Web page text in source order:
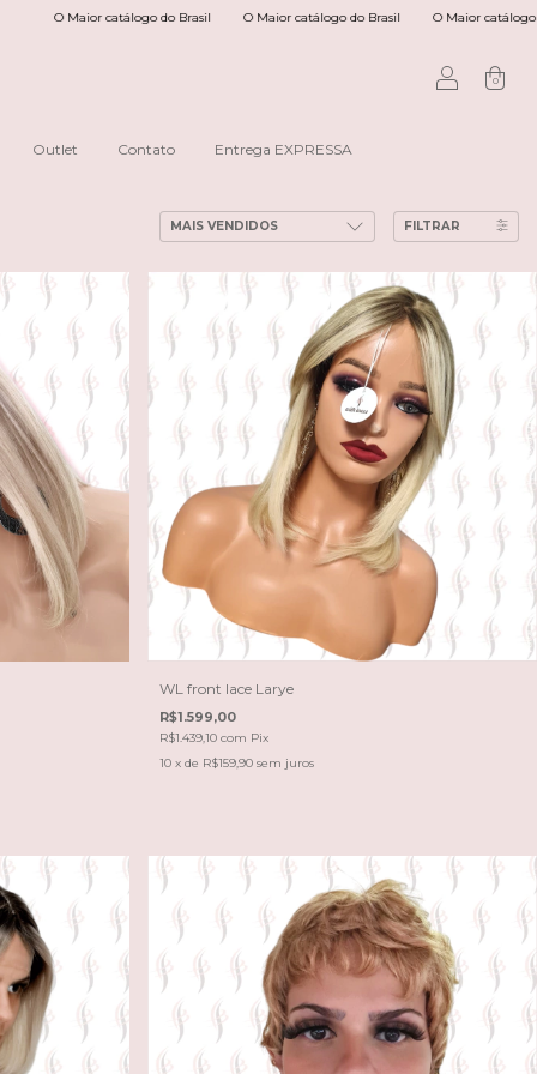
Maior catálogo do Brasil O Maior catálogo do Brasil O Maior catálogo do Brasil
0
Outlet Contato Entrega EXPRESSA
FILTRAR
WL front lace Larye
R$1.599,00
R$1.439,10com Pix
10 x de R$159,90 sem juros